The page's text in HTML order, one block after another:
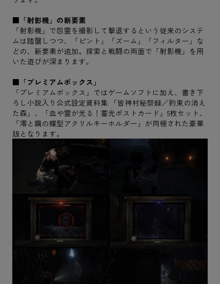
■「射影機」の新要素
「射影機」で怨霊を撮影して撃退するという従来のシステ
ムは踏襲しつつ、「ピント」「ズーム」「フィルター」な
どの、新要素が追加。探索と戦闘の両面で「射影機」を用
いた遊びが深まります。
■「プレミアムボックス」
「プレミアムボックス」ではゲームソフトに加え、書き下
ろし小説入り公式設定資料集 「皆神村秘祭録／約束の消え
た森」、「血や霊が光る！蓄光ポストカード」5枚セット、
「澪と繭の蝶型アクリルキーホルダー」が同梱された豪華
版となります。